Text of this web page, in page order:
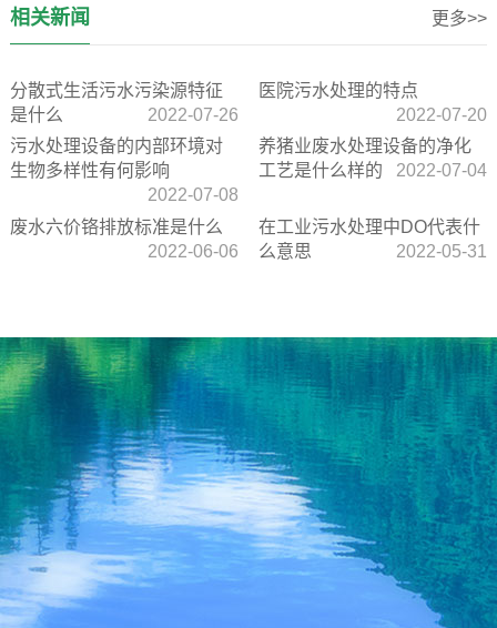
相关新闻 更多>>
分散式生活污水污染源特征
是什么
2022-07-26
医院污水处理的特点
2022-07-20
污水处理设备的内部环境对
生物多样性有何影响
2022-07-08
养猪业废水处理设备的净化
工艺是什么样的
2022-07-04
废水六价铬排放标准是什么
2022-06-06
在工业污水处理中DO代表什
么意思
2022-05-31